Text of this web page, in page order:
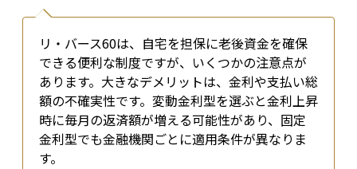
リ・バース60は、自宅を担保に老後資金を確保
できる便利な制度ですが、いくつかの注意点が
あります。大きなデメリットは、金利や支払い総
額の不確実性です。変動金利型を選ぶと金利上昇
時に毎月の返済額が増える可能性があり、固定
金利型でも金融機関ごとに適用条件が異なりま
す。